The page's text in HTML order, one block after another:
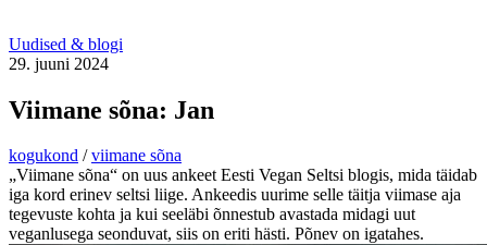
Uudised & blogi
29. juuni 2024
Viimane sõna: Jan
kogukond / viimane sõna
„Viimane sõna“ on uus ankeet Eesti Vegan Seltsi blogis, mida täidab
iga kord erinev seltsi liige. Ankeedis uurime selle täitja viimase aja
tegevuste kohta ja kui seeläbi õnnestub avastada midagi uut
veganlusega seonduvat, siis on eriti hästi. Põnev on igatahes.